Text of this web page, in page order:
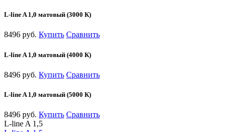
L-line A 1,0 матовый (3000 К)
8496 руб. Купить Сравнить
L-line A 1,0 матовый (4000 К)
8496 руб. Купить Сравнить
L-line A 1,0 матовый (5000 К)
8496 руб. Купить Сравнить
L-line A 1,5